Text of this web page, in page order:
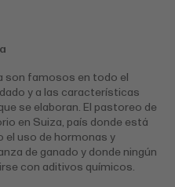
son famosos en todo el
y a las características
se elaboran. El pastoreo de
en Suiza, país donde está
uso de hormonas y
de ganado y donde ningún
con aditivos químicos.